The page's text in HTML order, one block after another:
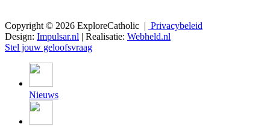
Copyright © 2026 ExploreCatholic | Privacybeleid
Design: Impulsar.nl | Realisatie: Webheld.nl
Stel jouw geloofsvraag
Nieuws